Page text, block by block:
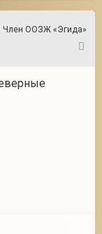
Член ООЗЖ «Эгида»